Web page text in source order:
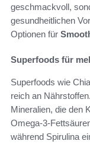
geschmackvoll,
gesundheitlichen
Optionen für
Superfoods für
Superfoods wie
reich an
Mineralien, die den
Omega-3-
während Spirulina